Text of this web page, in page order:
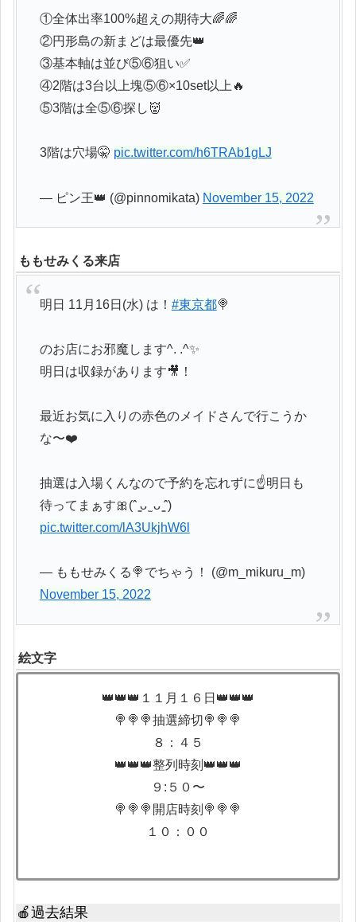
①全体出率100%超えの期待大🌈🌈
②円形島の新まどは最優先👑
③基本軸は並び⑤⑥狙い✅
④2階は3台以上塊⑤⑥×10set以上🔥
⑤3階は全⑤⑥探し👹
3階は穴場🤫 pic.twitter.com/h6TRAb1gLJ
— ピン王👑 (@pinnomikata) November 15, 2022
ももせみくる来店
明日 11月16日(水) は！ #東京都🍭
のお店にお邪魔します^. .^✨
明日は収録があります🎥！
最近お気に入りの赤色のメイドさんで行こうか
な〜❤️
抽選は入場くんなので予約を忘れずに☝️明日も
待ってまぁす🎀(ˆ ̳ᴗ ̫ ᴗ ̳ˆ)
pic.twitter.com/lA3UkjhW6l
— ももせみくる🍭でちゃう！ (@m_mikuru_m)
November 15, 2022
絵文字
👑👑👑１１月１６日👑👑👑
🍭🍭🍭抽選締切🍭🍭🍭
８：４５
👑👑👑整列時刻👑👑👑
９:５０〜
🍭🍭🍭開店時刻🍭🍭🍭
１０：００
🍎過去結果